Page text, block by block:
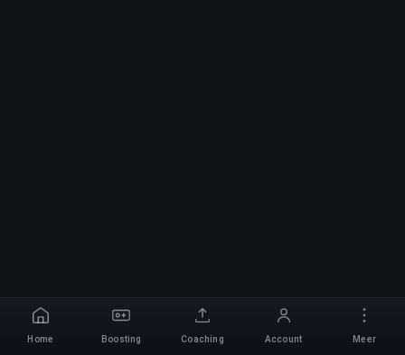
Home Boosting Coaching Account Meer